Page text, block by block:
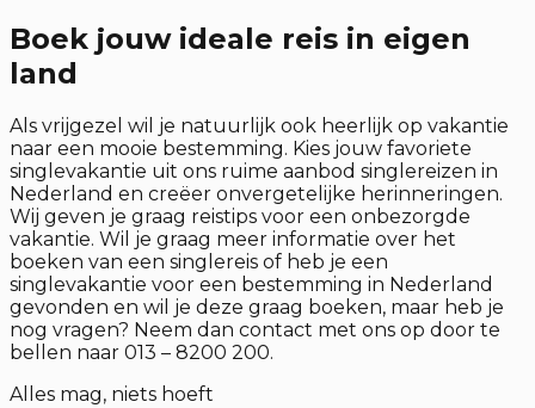
Boek jouw ideale reis in eigen
land
Als vrijgezel wil je natuurlijk ook heerlijk op vakantie
naar een mooie bestemming. Kies jouw favoriete
singlevakantie uit ons ruime aanbod singlereizen in
Nederland en creëer onvergetelijke herinneringen.
Wij geven je graag reistips voor een onbezorgde
vakantie. Wil je graag meer informatie over het
boeken van een singlereis of heb je een
singlevakantie voor een bestemming in Nederland
gevonden en wil je deze graag boeken, maar heb je
nog vragen? Neem dan contact met ons op door te
bellen naar 013 – 8200 200.
Alles mag, niets hoeft